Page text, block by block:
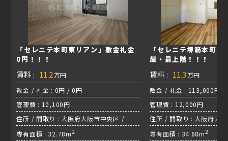
「セレニテ本町東リアン」敷金礼金
0円！！！
賃料 : 11.2 万円
敷金 / 礼金 : 0円 / 0円
管理費 : 10,100円
住所 / 間取り : 大阪府大阪市中央区 /
1LDK
専有面積 : 32.78m2
「セレニテ堺筋本町プ
屋・最上階！！！
賃料 : 11.3 万円
敷金 / 礼金 : 113,000円 /
管理費 : 12,000円
住所 / 間取り : 大阪府大
1LDK
専有面積 : 34.68m2